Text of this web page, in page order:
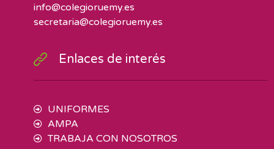
info@colegioruemy.es
secretaria@colegioruemy.es
Enlaces de interés
UNIFORMES
AMPA
TRABAJA CON NOSOTROS